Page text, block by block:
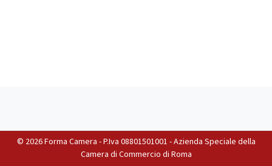
© 2026 Forma Camera - P.Iva 08801501001 - Azienda Speciale della
Camera di Commercio di Roma